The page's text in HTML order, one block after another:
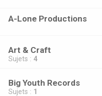
A-Lone Productions
Art & Craft
Sujets : 4
Big Youth Records
Sujets : 1